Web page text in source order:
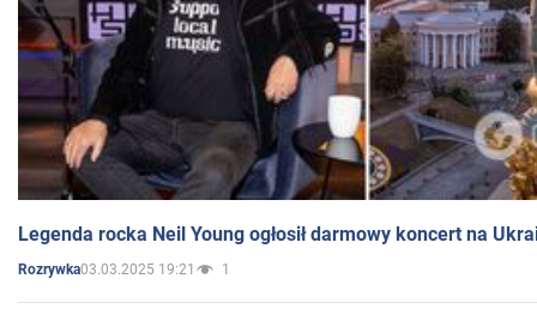
Legenda rocka Neil Young ogłosił darmowy koncert na
Rozrywka03.03.2025 19:21 1